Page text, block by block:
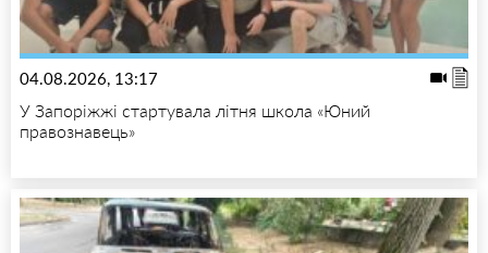
04.08.2026, 13:17
У Запоріжжі стартувала літня школа «Юний
правознавець»